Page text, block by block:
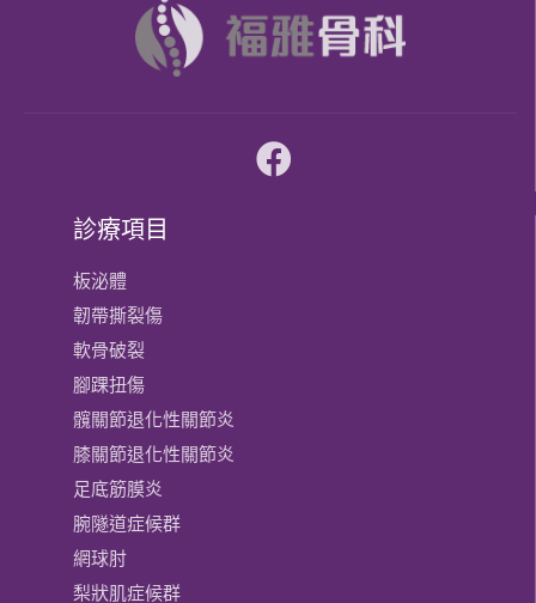
診療項目
板泌體
韌帶撕裂傷
軟骨破裂
腳踝扭傷
髖關節退化性關節炎
膝關節​退化性關節炎
足底筋膜炎
腕隧道症候群
網球肘
梨狀肌症候群